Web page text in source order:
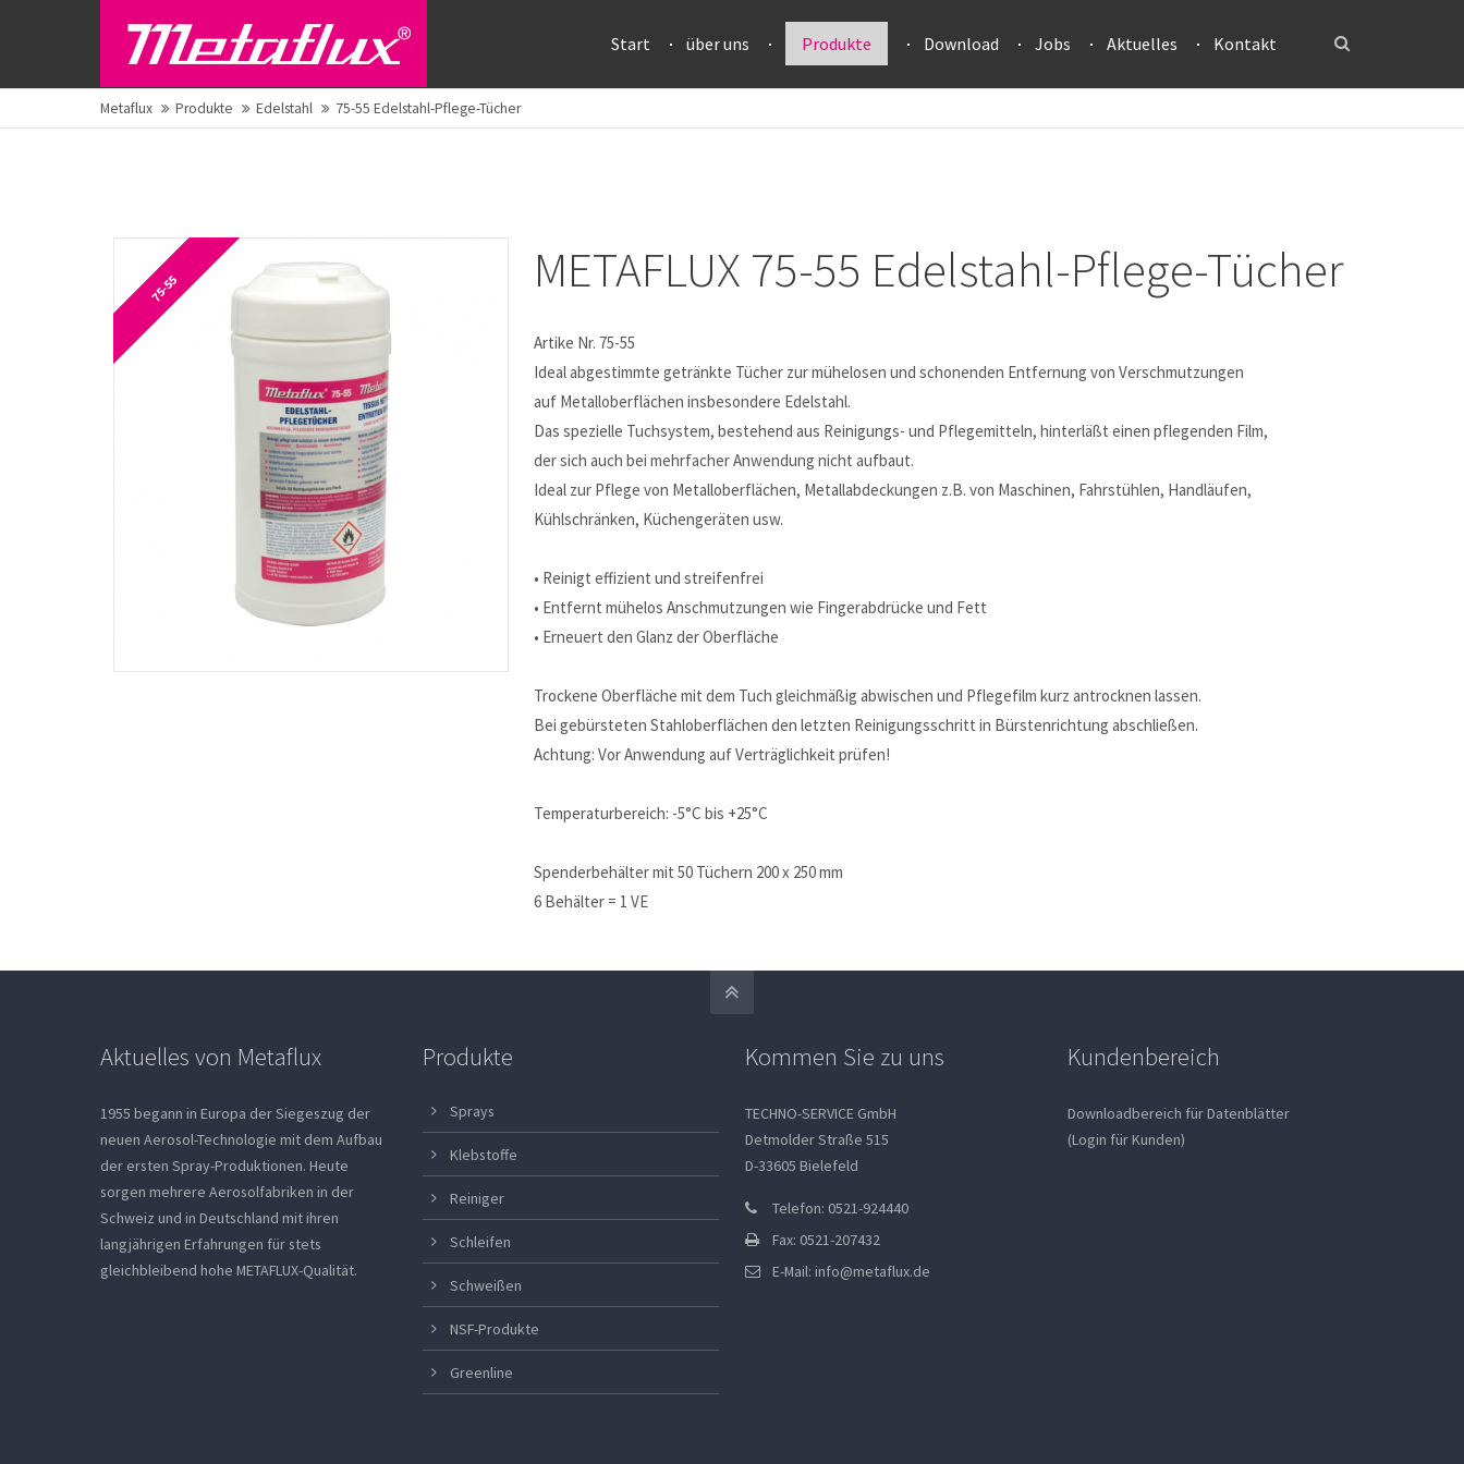
Start über uns Produkte Download Jobs Aktuelles Kontakt
Metaflux Produkte Edelstahl 75-55 Edelstahl-Pflege-Tücher
75-55 METAFLUX 75-55 Edelstahl-Pflege-Tücher
Artike Nr. 75-55
Ideal abgestimmte getränkte Tücher zur mühelosen und schonenden Entfernung von Verschmutzungen
auf Metalloberflächen insbesondere Edelstahl.
Das spezielle Tuchsystem, bestehend aus Reinigungs- und Pflegemitteln, hinterläßt einen pflegenden Film,
der sich auch bei mehrfacher Anwendung nicht aufbaut.
Ideal zur Pflege von Metalloberflächen, Metallabdeckungen z.B. von Maschinen, Fahrstühlen, Handläufen,
Kühlschränken, Küchengeräten usw.
• Reinigt effizient und streifenfrei
• Entfernt mühelos Anschmutzungen wie Fingerabdrücke und Fett
• Erneuert den Glanz der Oberfläche
Trockene Oberfläche mit dem Tuch gleichmäßig abwischen und Pflegefilm kurz antrocknen lassen.
Bei gebürsteten Stahloberflächen den letzten Reinigungsschritt in Bürstenrichtung abschließen.
Achtung: Vor Anwendung auf Verträglichkeit prüfen!
Temperaturbereich: -5°C bis +25°C
Spenderbehälter mit 50 Tüchern 200 x 250 mm
6 Behälter = 1 VE
Aktuelles von Metaflux
1955 begann in Europa der Siegeszug der
neuen Aerosol-Technologie mit dem Aufbau
der ersten Spray-Produktionen. Heute
sorgen mehrere Aerosolfabriken in der
Schweiz und in Deutschland mit ihren
langjährigen Erfahrungen für stets
gleichbleibend hohe METAFLUX-Qualität.
Produkte
Sprays
Klebstoffe
Reiniger
Schleifen
Schweißen
NSF-Produkte
Greenline
Kommen Sie zu uns
TECHNO-SERVICE GmbH
Detmolder Straße 515
D-33605 Bielefeld
Telefon: 0521-924440
Fax: 0521-207432
E-Mail:info@metaflux.de
Kundenbereich
Downloadbereich für Datenblätter
(Login für Kunden)